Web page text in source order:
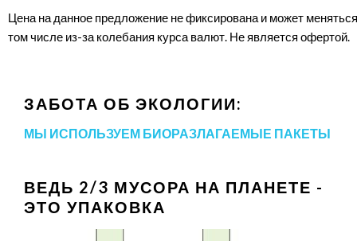
Цена на данное предложение не фиксирована и может
том числе из-за колебания курса валют. Не является офертой.
ЗАБОТА ОБ ЭКОЛОГИИ:
МЫ ИСПОЛЬЗУЕМ БИОРАЗЛАГАЕМЫЕ ПАКЕТЫ
ВЕДЬ 2/3 МУСОРА НА ПЛАНЕТЕ -
ЭТО УПАКОВКА